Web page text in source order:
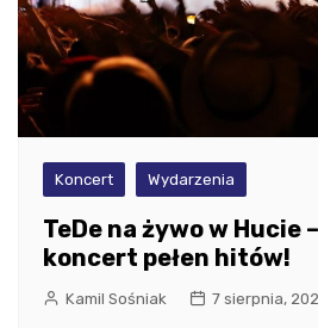
Koncert Wydarzenia
TeDe na żywo w Hucie
koncert pełen hitów!
Kamil Sośniak 7 sierpnia,